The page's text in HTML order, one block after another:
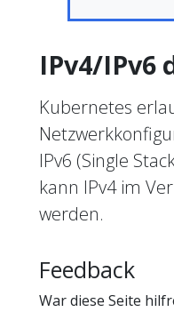
IPv4/IPv6
Kubernetes
IPv6 (Single
kann IPv4 im
werden.
Feedback
War diese Seite